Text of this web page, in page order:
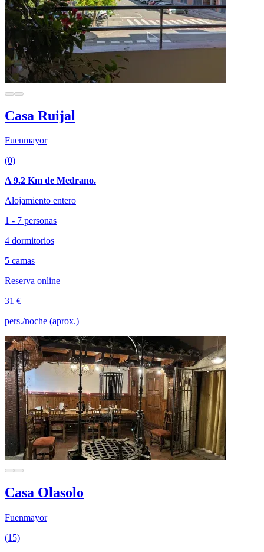
Casa Ruijal
Fuenmayor
(0)
A 9.2 Km de Medrano.
Alojamiento entero
1 - 7 personas
4 dormitorios
5 camas
Reserva online
31 €
pers./noche (aprox.)
Casa Olasolo
Fuenmayor
(15)